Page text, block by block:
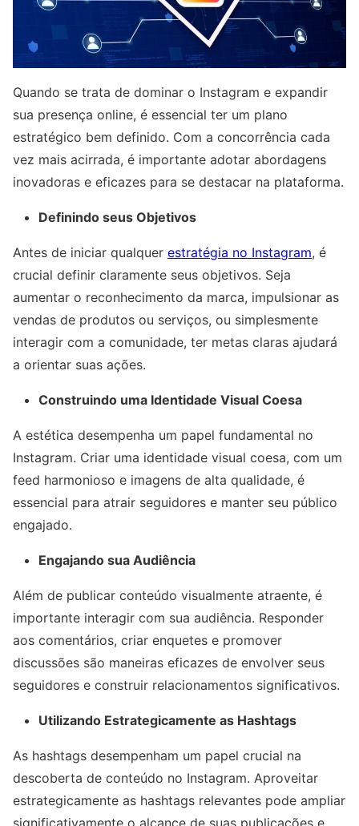
Quando se trata de dominar o Instagram e expandir
sua presença online, é essencial ter um plano
estratégico bem definido. Com a concorrência cada
vez mais acirrada, é importante adotar abordagens
inovadoras e eficazes para se destacar na plataforma.
Definindo seus Objetivos
Antes de iniciar qualquer estratégia no Instagram, é
crucial definir claramente seus objetivos. Seja
aumentar o reconhecimento da marca, impulsionar as
vendas de produtos ou serviços, ou simplesmente
interagir com a comunidade, ter metas claras ajudará
a orientar suas ações.
Construindo uma Identidade Visual Coesa
A estética desempenha um papel fundamental no
Instagram. Criar uma identidade visual coesa, com um
feed harmonioso e imagens de alta qualidade, é
essencial para atrair seguidores e manter seu público
engajado.
Engajando sua Audiência
Além de publicar conteúdo visualmente atraente, é
importante interagir com sua audiência. Responder
aos comentários, criar enquetes e promover
discussões são maneiras eficazes de envolver seus
seguidores e construir relacionamentos significativos.
Utilizando Estrategicamente as Hashtags
As hashtags desempenham um papel crucial na
descoberta de conteúdo no Instagram. Aproveitar
estrategicamente as hashtags relevantes pode ampliar
significativamente o alcance de suas publicações e